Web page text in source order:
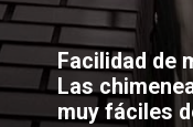
Facilidad de
Las
muy fáciles